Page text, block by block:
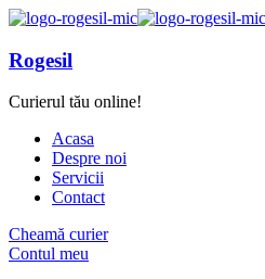
Rogesil
Curierul tău online!
Acasa
Despre noi
Servicii
Contact
Cheamă curier
Contul meu